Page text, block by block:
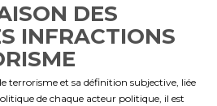
DES
INFRACTIONS
terrorisme et sa définition subjective, liée
de chaque acteur politique, il est